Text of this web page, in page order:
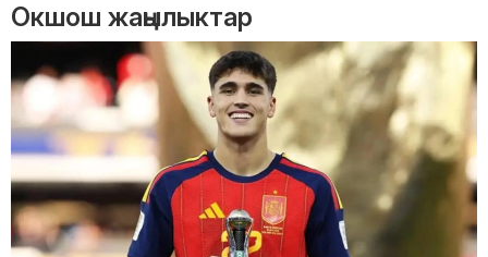
Окшош жаңылыктар